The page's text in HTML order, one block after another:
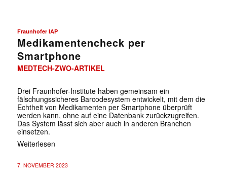
Fraunhofer IAP
Medikamentencheck per
Smartphone
MEDTECH-ZWO-ARTIKEL
Drei Fraunhofer-Institute haben gemeinsam ein
fälschungssicheres Barcodesystem entwickelt, mit dem die
Echtheit von Medikamenten per Smartphone überprüft
werden kann, ohne auf eine Datenbank zurückzugreifen.
Das System lässt sich aber auch in anderen Branchen
einsetzen.
Weiterlesen
7. NOVEMBER 2023